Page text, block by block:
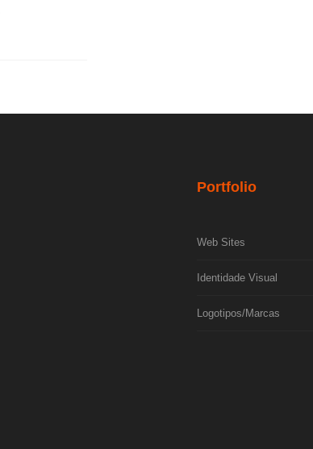
Portfolio
Web Sites
Identidade Visual
Logotipos/Marcas